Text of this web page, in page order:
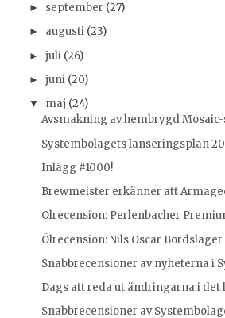
► september (27)
► augusti (23)
► juli (26)
► juni (20)
▼ maj (24)
Avsmakning av hembrygd
Systembolagets lanseringsplan
Inlägg #1000!
Brewmeister erkänner att
Ölrecension: Perlenbacher
Ölrecension: Nils Oscar Bordslager
Snabbrecensioner av nyheterna i
Dags att reda ut ändringarna i
Snabbrecensioner av